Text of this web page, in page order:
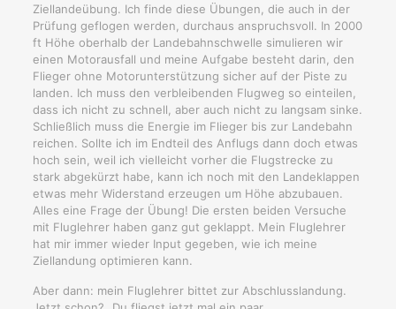
Ziellandeübung. Ich finde diese Übungen, die auch in der
Prüfung geflogen werden, durchaus anspruchsvoll. In 2000
ft Höhe oberhalb der Landebahnschwelle simulieren wir
einen Motorausfall und meine Aufgabe besteht darin, den
Flieger ohne Motorunterstützung sicher auf der Piste zu
landen. Ich muss den verbleibenden Flugweg so einteilen,
dass ich nicht zu schnell, aber auch nicht zu langsam sinke.
Schließlich muss die Energie im Flieger bis zur Landebahn
reichen. Sollte ich im Endteil des Anflugs dann doch etwas
hoch sein, weil ich vielleicht vorher die Flugstrecke zu
stark abgekürzt habe, kann ich noch mit den Landeklappen
etwas mehr Widerstand erzeugen um Höhe abzubauen.
Alles eine Frage der Übung! Die ersten beiden Versuche
mit Fluglehrer haben ganz gut geklappt. Mein Fluglehrer
hat mir immer wieder Input gegeben, wie ich meine
Ziellandung optimieren kann.
Aber dann: mein Fluglehrer bittet zur Abschlusslandung.